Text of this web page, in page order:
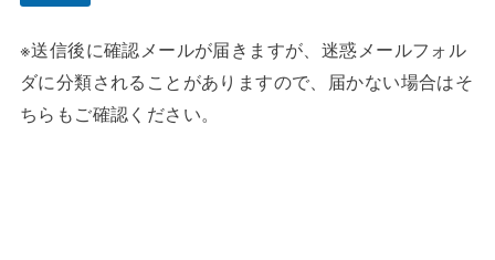
※送信後に確認メールが届きますが、迷惑メールフォル
ダに分類されることがありますので、届かない場合はそ
ちらもご確認ください。